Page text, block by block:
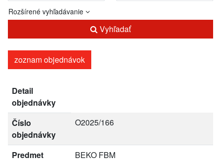
Rozšírené vyhľadávanie
Vyhľadať
zoznam objednávok
Detail
objednávky
Číslo
objednávky
O2025/166
Predmet
BEKO FBM